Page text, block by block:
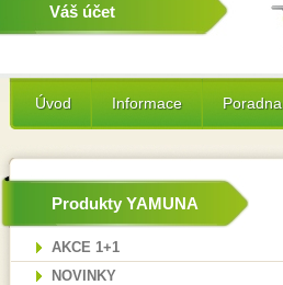
Váš účet
Úvod Informace Poradna
Produkty YAMUNA
AKCE 1+1
NOVINKY